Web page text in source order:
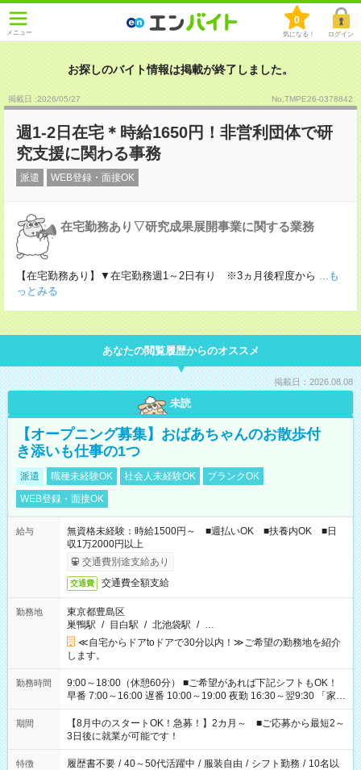
メニュー
0
気になる！ ログイン
お探しのバイト情報は掲載が終了しました。
掲載日 :2026/05/27 No.TMPE26-0378842
週1-2日在宅＊時給1650円！非営利団体で研
究支援に関わる事務
派遣 WEB登録・面接OK
在宅勤務あり▽研究成果展開事業に関する業務
【在宅勤務あり】▼在宅勤務週1～2日有り ※3ヵ月後程度から ...も
っとみる
あなたの閲覧履歴からのオススメ
掲載日：2026.08.08
未読
【オープニング募集】おばあちゃんのお散歩付
き添いも仕事の1つ
派遣 職種未経験OK 社会人未経験OK
ブランクOK
WEB登録・面接OK
給与
無資格未経験：時給1500円～ ■週払いOK ■扶養内OK ■日
収1万2000円以上
交通費別途支給あり
交通費 交通費全額支給
勤務地
東京都豊島区
巣鴨駅 / 目白駅 / 北池袋駅 / …
≪自宅からドアtoドアで30分以内！≫ご希望の勤務地を紹介
します。
勤務時間
9:00～18:00（休憩60分） ■ご希望があれば下記シフトもOK！
早番 7:00～16:00 遅番 10:00～19:00 夜勤 16:30～翌9:30 「家族
と休みを合わせたい」 「余裕を持って夕飯の準備がしたい」
「できれば残業はしたくない」 など、ご希望を教えてください
ね。 ※Wワーク希望の方へ 今ご覧のお仕事で希望する勤務時間
と、もう1つのお仕事の勤務時間。 合計で週40時間を超える場
合は応募できません。
期間
【8月中のスタートOK！急募！】2カ月～ ■ご応募から最短2～
3日後に就業が可能です！
特徴 履歴書不要 / 40～50代活躍中 / 服装自由 / シフト勤務 / 10名以